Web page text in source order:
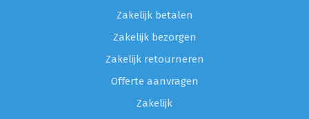
Zakelijk betalen
Zakelijk bezorgen
Zakelijk retourneren
Offerte aanvragen
Zakelijk